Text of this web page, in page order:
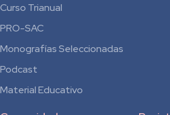
para
Residentes
Curso Trianual
PRO-SAC
Monografías Seleccionadas
Podcast
Material Educativo